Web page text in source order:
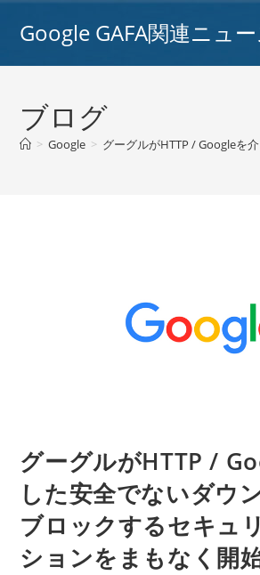
Google GAFA関連ニュー
ブログ
> Google > グーグルがHTTP / Googleを
グーグルがHTTP /
した安全でないダウ
ブロックするセキュ
ションをまもなく開